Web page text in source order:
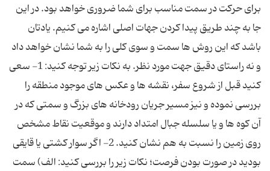
برای حرکت در سمت مناسب برای شما ضروری خواهد بود. در این
جا به چند طریق پیدا کردن جهات اصلی اشاره می کنیم. یادتان
باشد که این روش ها سمت و سوی کلی را به شما نشان خواهد داد
و نه راستای دقیق جهت مورد نظر. به نکات زیر توجه کنید: 1- سعی
کنید قبل از شروع سفر، نقشه ها و عکس های موجود منطقه را
بررسی نموده و نیز مسیر جریان رودخانه های بزرگ و سمتی که در
آن کوه ها و یا سلسله جبال امتداد دارند و موقعیت نقاط مشخص
روی زمین را نسبت به هم نشان کنید. 2- اگر سوار کشتی یا قایقی
بودید در صورت بودن فرصت؛ نکات زیر را بررسی کنید: الف) سمت